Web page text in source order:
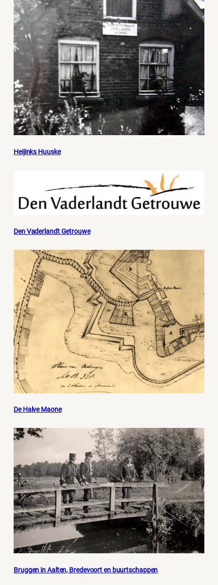
Heijinks Huuske
Den Vaderlandt Getrouwe
De Halve Maone
Bruggen in Aalten, Bredevoort en buurtschappen